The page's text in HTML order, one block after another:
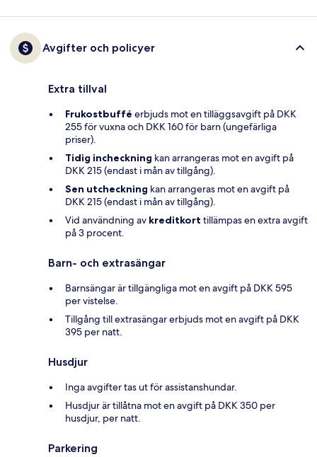
Avgifter och policyer
Extra tillval
Frukostbuffé erbjuds mot en tilläggsavgift på DKK
255 för vuxna och DKK 160 för barn (ungefärliga
priser).
Tidig incheckning kan arrangeras mot en avgift på
DKK 215 (endast i mån av tillgång).
Sen utcheckning kan arrangeras mot en avgift på
DKK 215 (endast i mån av tillgång).
Vid användning av kreditkort tillämpas en extra avgift
på 3 procent.
Barn- och extrasängar
Barnsängar är tillgängliga mot en avgift på DKK 595
per vistelse.
Tillgång till extrasängar erbjuds mot en avgift på DKK
395 per natt.
Husdjur
Inga avgifter tas ut för assistanshundar.
Husdjur är tillåtna mot en avgift på DKK 350 per
husdjur, per natt.
Parkering